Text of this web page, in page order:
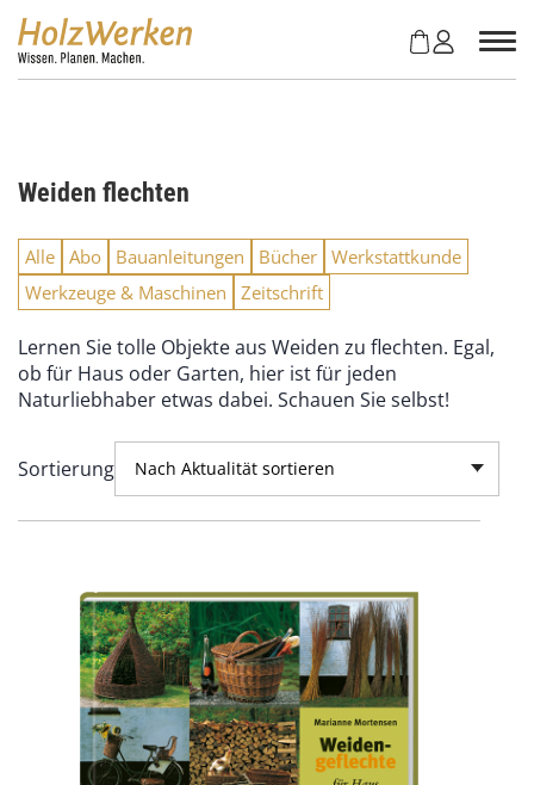
Weiden flechten
Alle Abo Bauanleitungen Bücher Werkstattkunde
Werkzeuge & Maschinen
Zeitschrift
Lernen Sie tolle Objekte aus Weiden zu flechten. Egal,
ob für Haus oder Garten, hier ist für jeden
Naturliebhaber etwas dabei. Schauen Sie selbst!
Sortierung Nach Aktualität sortieren